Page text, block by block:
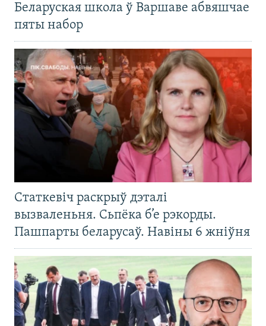
Беларуская школа ў Варшаве абвяшчае
пяты набор
Статкевіч раскрыў дэталі
вызваленьня. Сьпёка б’е рэкорды.
Пашпарты беларусаў. Навіны 6 жніўня